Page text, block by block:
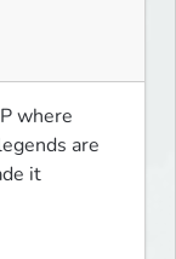
where
are
it